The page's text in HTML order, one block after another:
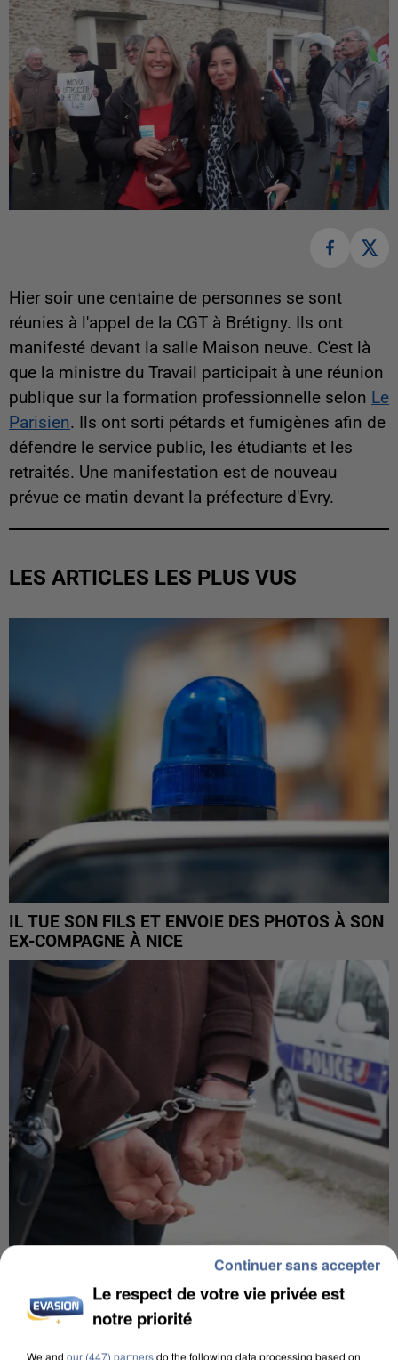
Hier soir une centaine de personnes se sont
réunies à l'appel de la CGT à Brétigny. Ils ont
manifesté devant la salle Maison neuve. C'est là
que la ministre du Travail participait à une réunion
publique sur la formation professionnelle selon Le
Parisien. Ils ont sorti pétards et fumigènes afin de
défendre le service public, les étudiants et les
retraités. Une manifestation est de nouveau
prévue ce matin devant la préfecture d'Evry.
LES ARTICLES LES PLUS VUS
IL TUE SON FILS ET ENVOIE DES PHOTOS À SON
EX-COMPAGNE À NICE
L’UN DES FONDATEURS SUPPOSÉS DE LA DZ
MAFIA INTERPELLÉ EN ALGÉRIE
Le respect de votre vie privée est
notre priorité
We and our (447) partnersdo the following data processing based on
Continuer sans accepter